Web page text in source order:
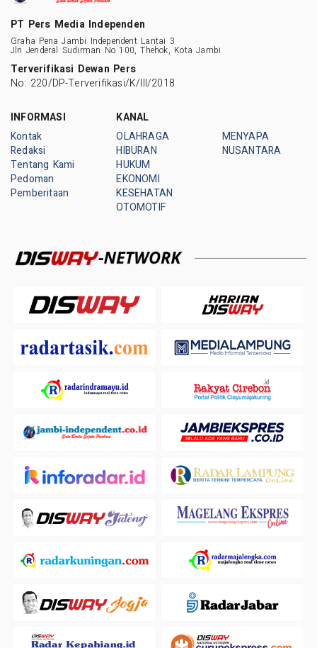
PT Pers Media Independen
Graha Pena Jambi Independent Lantai 3
Jln Jenderal Sudirman No 100, Thehok, Kota Jambi
Terverifikasi Dewan Pers
No: 220/DP-Terverifikasi/K/III/2018
INFORMASI
Kontak
Redaksi
Tentang Kami
Pedoman
Pemberitaan
KANAL
OLAHRAGA
HIBURAN
HUKUM
EKONOMI
KESEHATAN
OTOMOTIF
MENYAPA
NUSANTARA